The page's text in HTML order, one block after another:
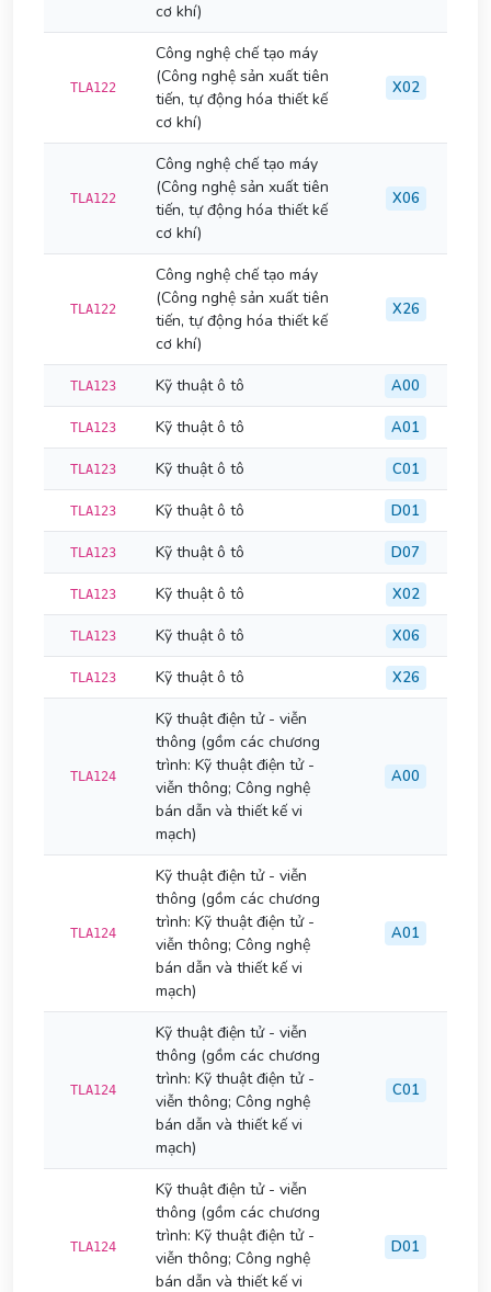
cơ khí)
TLA122
Công nghệ chế tạo máy
(Công nghệ sản xuất tiên
tiến, tự động hóa thiết kế
cơ khí)
X02
TLA122
Công nghệ chế tạo máy
(Công nghệ sản xuất tiên
tiến, tự động hóa thiết kế
cơ khí)
X06
TLA122
Công nghệ chế tạo máy
(Công nghệ sản xuất tiên
tiến, tự động hóa thiết kế
cơ khí)
X26
TLA123 Kỹ thuật ô tô A00
TLA123 Kỹ thuật ô tô A01
TLA123 Kỹ thuật ô tô C01
TLA123 Kỹ thuật ô tô D01
TLA123 Kỹ thuật ô tô D07
TLA123 Kỹ thuật ô tô X02
TLA123 Kỹ thuật ô tô X06
TLA123 Kỹ thuật ô tô X26
TLA124
Kỹ thuật điện tử - viễn
thông (gồm các chương
trình: Kỹ thuật điện tử -
viễn thông; Công nghệ
bán dẫn và thiết kế vi
mạch)
A00
TLA124
Kỹ thuật điện tử - viễn
thông (gồm các chương
trình: Kỹ thuật điện tử -
viễn thông; Công nghệ
bán dẫn và thiết kế vi
mạch)
A01
TLA124
Kỹ thuật điện tử - viễn
thông (gồm các chương
trình: Kỹ thuật điện tử -
viễn thông; Công nghệ
bán dẫn và thiết kế vi
mạch)
C01
TLA124
Kỹ thuật điện tử - viễn
thông (gồm các chương
trình: Kỹ thuật điện tử -
viễn thông; Công nghệ
bán dẫn và thiết kế vi
D01